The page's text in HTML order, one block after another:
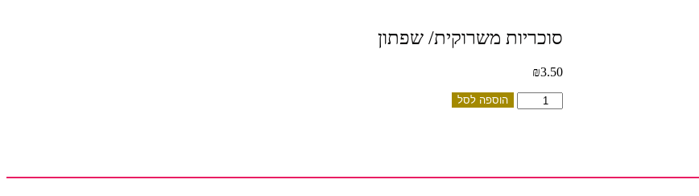
סוכריות משרוקית/ שפתון
₪3.50
כמות
של
הוספה לסל